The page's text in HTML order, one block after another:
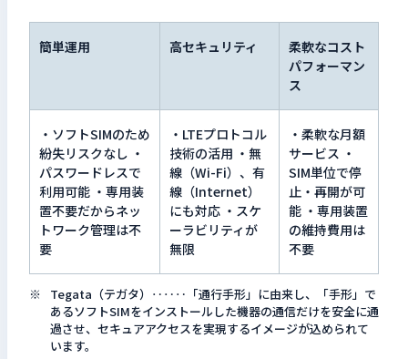
簡単運用 高セキュリティ
柔軟なコスト
パフォーマン
ス
・ソフトSIMのため
紛失リスクなし ・
パスワードレスで
利用可能 ・専用装
置不要だからネッ
トワーク管理は不
要
・LTEプロトコル
技術の活用 ・無
線（Wi-Fi）、有
線（Internet）
にも対応 ・スケ
ーラビリティが
無限
・柔軟な月額
サービス ・
SIM単位で停
止・再開が可
能 ・専用装置
の維持費用は
不要
Tegata（テガタ）‥‥‥「通行手形」に由来し、「手形」で
あるソフトSIMをインストールした機器の通信だけを安全に通
過させ、セキュアアクセスを実現するイメージが込められて
います。